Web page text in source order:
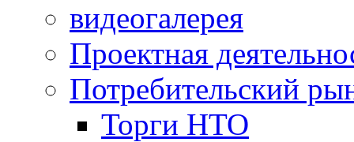
видеогалерея
Проектная
Потребительский
Торги НТО